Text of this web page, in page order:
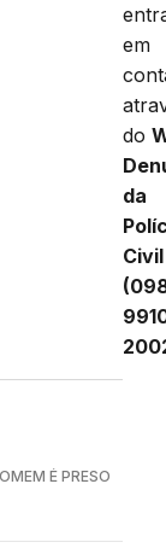
em
do
da
Civil
É PRESO